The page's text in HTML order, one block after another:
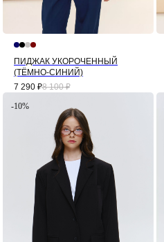
ПИДЖАК УКОРОЧЕННЫЙ
(ТЁМНО-СИНИЙ)
7 290 ₽8 100 ₽
-10%